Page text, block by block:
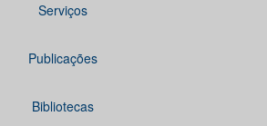
Serviços
Publicações
Bibliotecas